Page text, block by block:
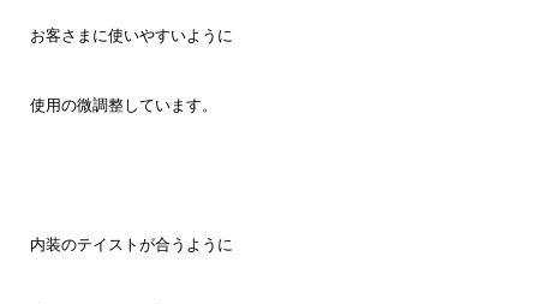
お客さまに使いやすいように
使用の微調整しています。
内装のテイストが合うように